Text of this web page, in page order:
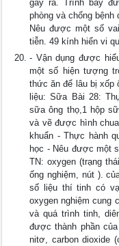
gây ra. Trình bày
phòng và chống
Nêu được một số
tiễn. 49 kính hiển vi
- Vận dụng được
một số hiện tượng
thức ăn để lâu bị xốp
liệu: Sữa Bài 28:
sữa ông thọ,1 hộp
và vẽ được hình
khuẩn - Thực hành
học - Nêu được một
TN: oxygen (trạng
ống nghiệm, nút ).
số liệu thí tinh có
oxygen nghiệm cung
và quá trình tinh,
được thành phần
nitơ, carbon dioxide